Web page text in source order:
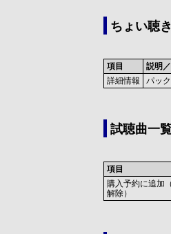
ちょい聴
項目
説明
詳細情報
パッ
試聴曲一
項目
購入予約に追加
解除）